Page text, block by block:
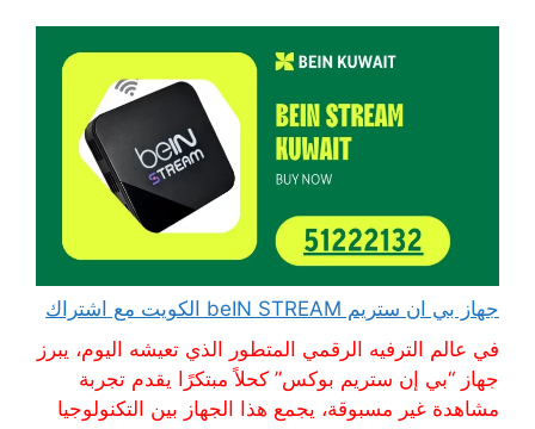
جهاز بي ان ستريم beIN STREAM الكويت مع اشتراك
في عالم الترفيه الرقمي المتطور الذي تعيشه اليوم، يبرز
جهاز “بي إن ستريم بوكس” كحلاً مبتكرًا يقدم تجربة
مشاهدة غير مسبوقة، يجمع هذا الجهاز بين التكنولوجيا